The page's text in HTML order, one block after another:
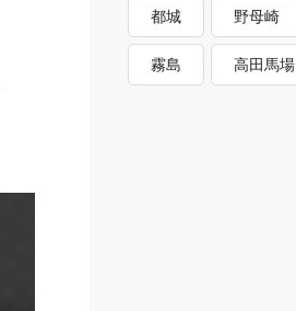
都城 野母崎
霧島 高田馬場